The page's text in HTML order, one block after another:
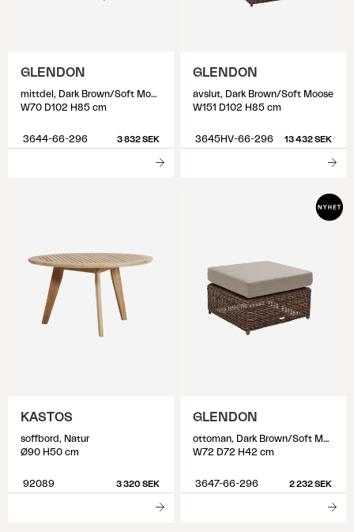
GLENDON
mittdel, Dark Brown/Soft Moose
W70 D102 H85 cm
3644-66-296 3 832 SEK
GLENDON
avslut, Dark Brown/Soft Moose
W151 D102 H85 cm
3645HV-66-296 13 432 SEK
KASTOS
soffbord, Natur
Ø90 H50 cm
92089 3 320 SEK
GLENDON
ottoman, Dark Brown/Soft Moose
W72 D72 H42 cm
3647-66-296 2 232 SEK